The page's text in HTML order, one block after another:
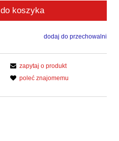
do koszyka
dodaj do przechowalni
zapytaj o produkt
poleć znajomemu